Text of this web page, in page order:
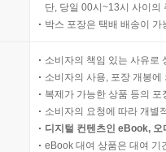
단, 당일 00시~13시 사이의
박스 포장은 택배 배송이
소비자의 책임 있는 사유로
소비자의 사용, 포장 개봉
복제가 가능한 상품 등의
소비자의 요청에 따라 개별
디지털 컨텐츠인 eBook,
eBook 대여 상품은 대여 기